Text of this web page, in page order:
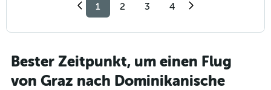
1 2 3 4
Bester Zeitpunkt, um einen Flug
von Graz nach Dominikanische